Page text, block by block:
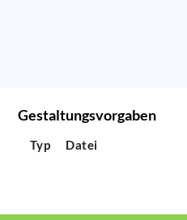
Gestaltungsvorgaben
Typ Datei